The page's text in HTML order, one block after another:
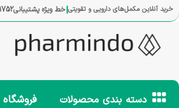
خرید آنلاین مکمل‌های دارویی و تقویتی|خط ویژه پشتیبانی
دسته بندی محصولات فروشگاه